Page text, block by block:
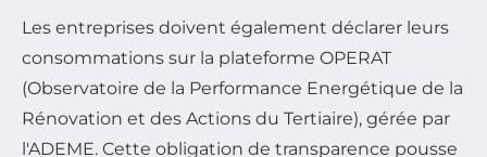
Les entreprises doivent également déclarer leurs
consommations sur la plateforme OPERAT
(Observatoire de la Performance Energétique de la
Rénovation et des Actions du Tertiaire), gérée par
l'ADEME. Cette obligation de transparence pousse